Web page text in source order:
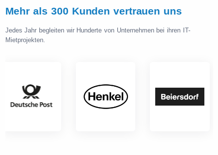
Mehr als 300 Kunden vertrauen uns
Jedes Jahr begleiten wir Hunderte von Unternehmen bei ihren IT-
Mietprojekten.